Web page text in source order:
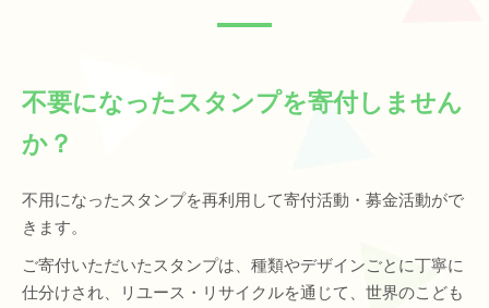
不要になったスタンプを寄付しません
か？
不用になったスタンプを再利用して寄付活動・募金活動がで
きます。
ご寄付いただいたスタンプは、種類やデザインごとに丁寧に
仕分けされ、リユース・リサイクルを通じて、世界のこども